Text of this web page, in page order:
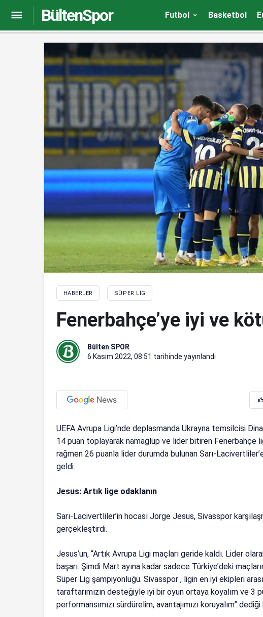
BültenSpor Futbol Basketbol
HABERLER SÜPER LIG
Fenerbahçe’ye iyi ve
Bülten SPOR
6 Kasım 2022, 08:51 tarihinde yayınlandı
UEFA Avrupa Ligi’nde deplasmanda Ukrayna temsilcisi
14 puan toplayarak namağlup ve lider bitiren Fenerbahçe
rağmen 26 puanla lider durumda bulunan Sarı-
geldi.
Jesus: Artık lige odaklanın
Sarı-Lacivertliler’in hocası Jorge Jesus, Sivasspor
gerçekleştirdi.
Jesus’un, “Artık Avrupa Ligi maçları geride kaldı. Lider
başarı. Şimdi Mart ayına kadar sadece Türkiye’deki
Süper Lig şampiyonluğu. Sivasspor , ligin en iyi ekipleri
taraftarımızın desteğiyle iyi bir oyun ortaya koyalım ve 3
performansımızı sürdürelim, avantajımızı koruyalım”
Gaziantep FK – Kayserispor maçı hangi kanalda, saat